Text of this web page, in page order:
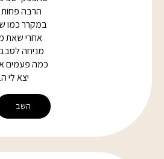
הרבה
במקרר כמו
אחרי שאת
מניחה
כמה פעמים
יצא לי
השב